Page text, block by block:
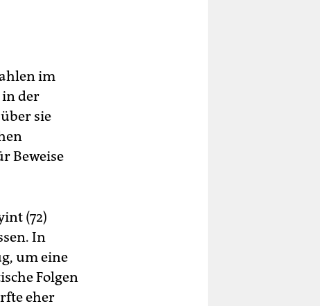
im
der
sie
Beweise
(72)
In
um eine
Folgen
eher